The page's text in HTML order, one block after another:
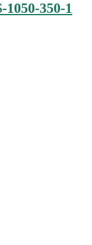
1050-350-1